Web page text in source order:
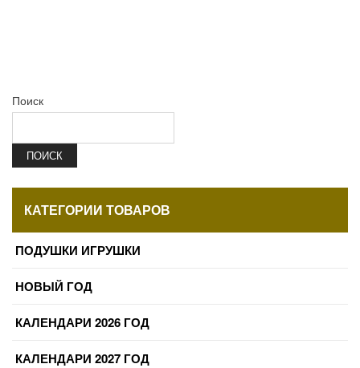
Поиск
ПОИСК
КАТЕГОРИИ ТОВАРОВ
ПОДУШКИ ИГРУШКИ
НОВЫЙ ГОД
КАЛЕНДАРИ 2026 ГОД
КАЛЕНДАРИ 2027 ГОД